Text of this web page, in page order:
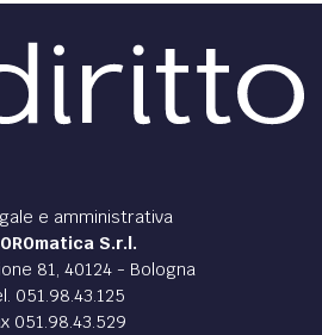
e amministrativa
S.r.l.
81, 40124 - Bologna
051.98.43.125
051.98.43.529